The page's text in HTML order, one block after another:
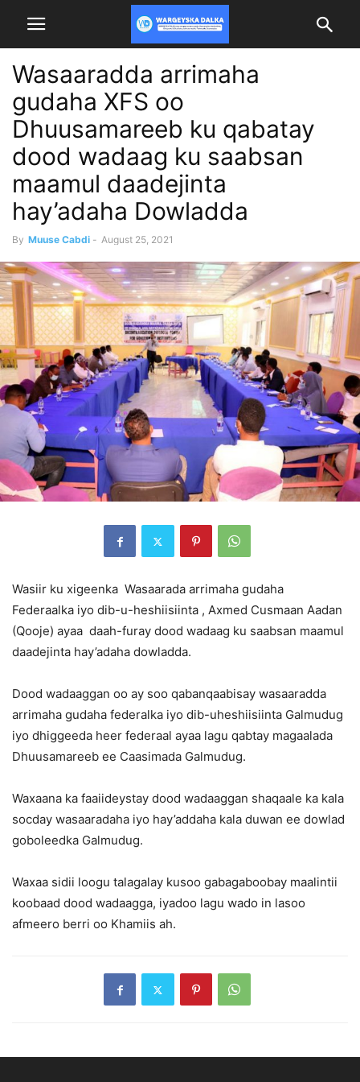
Wasaaradda arrimaha
gudaha XFS oo
Dhuusamareeb ku qabatay
dood wadaag ku saabsan
maamul daadejinta
hay’adaha Dowladda
By Muuse Cabdi - August 25, 2021
Wasiir ku xigeenka Wasaarada arrimaha gudaha
Federaalka iyo dib-u-heshiisiinta , Axmed Cusmaan Aadan
(Qooje) ayaa daah-furay dood wadaag ku saabsan maamul
daadejinta hay’adaha dowladda.
Dood wadaaggan oo ay soo qabanqaabisay wasaaradda
arrimaha gudaha federalka iyo dib-uheshiisiinta Galmudug
iyo dhiggeeda heer federaal ayaa lagu qabtay magaalada
Dhuusamareeb ee Caasimada Galmudug.
Waxaana ka faaiideystay dood wadaaggan shaqaale ka kala
socday wasaaradaha iyo hay’addaha kala duwan ee dowlad
goboleedka Galmudug.
Waxaa sidii loogu talagalay kusoo gabagaboobay maalintii
koobaad dood wadaagga, iyadoo lagu wado in lasoo
afmeero berri oo Khamiis ah.